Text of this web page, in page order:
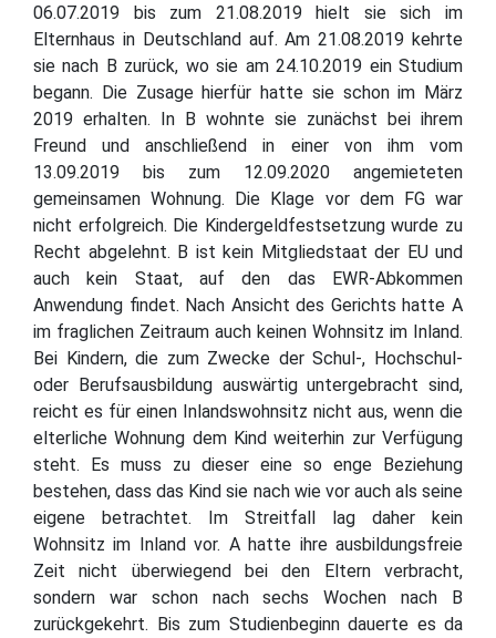
06.07.2019 bis zum 21.08.2019 hielt sie sich im
Elternhaus in Deutschland auf. Am 21.08.2019 kehrte
sie nach B zurück, wo sie am 24.10.2019 ein Studium
begann. Die Zusage hierfür hatte sie schon im März
2019 erhalten. In B wohnte sie zunächst bei ihrem
Freund und anschließend in einer von ihm vom
13.09.2019 bis zum 12.09.2020 angemieteten
gemeinsamen Wohnung. Die Klage vor dem FG war
nicht erfolgreich. Die Kindergeldfestsetzung wurde zu
Recht abgelehnt. B ist kein Mitgliedstaat der EU und
auch kein Staat, auf den das EWR-Abkommen
Anwendung findet. Nach Ansicht des Gerichts hatte A
im fraglichen Zeitraum auch keinen Wohnsitz im Inland.
Bei Kindern, die zum Zwecke der Schul-, Hochschul-
oder Berufsausbildung auswärtig untergebracht sind,
reicht es für einen Inlandswohnsitz nicht aus, wenn die
elterliche Wohnung dem Kind weiterhin zur Verfügung
steht. Es muss zu dieser eine so enge Beziehung
bestehen, dass das Kind sie nach wie vor auch als seine
eigene betrachtet. Im Streitfall lag daher kein
Wohnsitz im Inland vor. A hatte ihre ausbildungsfreie
Zeit nicht überwiegend bei den Eltern verbracht,
sondern war schon nach sechs Wochen nach B
zurückgekehrt. Bis zum Studienbeginn dauerte es da